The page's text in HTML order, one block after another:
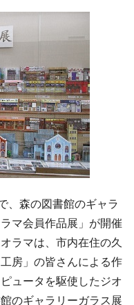
、森の図書館のギャラ
マ会員作品展」が開催
ラマは、市内在住の久
房」の皆さんによる作
ュータを駆使したジオ
のギャラリーガラス展